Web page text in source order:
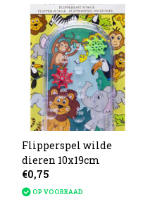
Flipperspel wilde
dieren 10x19cm
€0,75
OP VOORRAAD